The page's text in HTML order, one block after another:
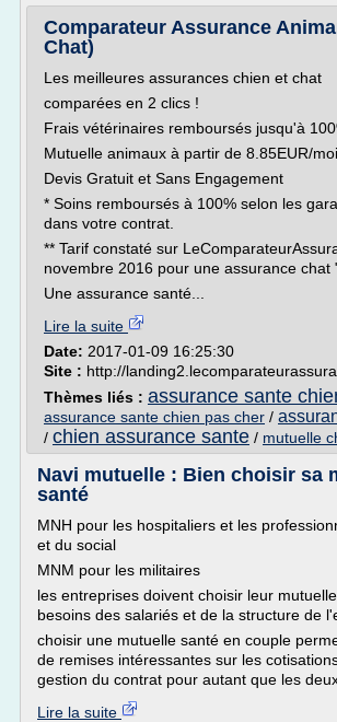
Comparateur Assurance
Chat)
Les meilleures assurances chien et chat
comparées en 2 clics !
Frais vétérinaires remboursés jusqu'à
Mutuelle animaux à partir de 8.85EUR/
Devis Gratuit et Sans Engagement
* Soins remboursés à 100% selon les
dans votre contrat.
** Tarif constaté sur
novembre 2016 pour une assurance chat
Une assurance santé...
Lire la suite
Date: 2017-01-09 16:25:30
Site : http://
Thèmes liés : assurance sante
assurance sante chien pas cher /
/ chien assurance sante / mutuelle
Navi mutuelle : Bien choisir sa
santé
MNH pour les hospitaliers et les
et du social
MNM pour les militaires
les entreprises doivent choisir leur
besoins des salariés et de la structure de
choisir une mutuelle santé en couple
de remises intéressantes sur les
gestion du contrat pour autant que les deux
Lire la suite